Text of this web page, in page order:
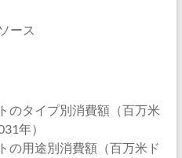
ース
のタイプ別消費額（百万米
年）
の用途別消費額（百万米ド